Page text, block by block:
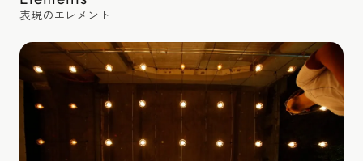
表現のエレメント